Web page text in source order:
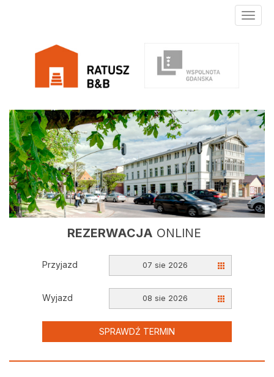
Toggle
REZERWACJA ONLINE
Przyjazd 07 sie 2026
Wyjazd 08 sie 2026
SPRAWDŹ TERMIN